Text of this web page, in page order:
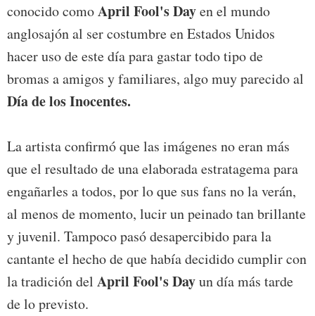
conocido comoApril Fool's Dayen el mundo
anglosajón al ser costumbre en Estados Unidos
hacer uso de este día para gastar todo tipo de
bromas a amigos y familiares, algo muy parecido al
Día de los Inocentes.
La artista confirmó que las imágenes no eran más
que el resultado de una elaborada estratagema para
engañarles a todos, por lo que sus fans no la verán,
al menos de momento, lucir un peinado tan brillante
y juvenil. Tampoco pasó desapercibido para la
cantante el hecho de que había decidido cumplir con
la tradición del April Fool's Dayun día más tarde
de lo previsto.